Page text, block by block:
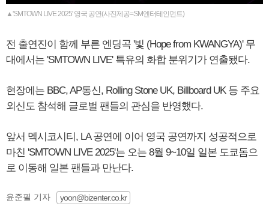
▲'SMTOWN LIVE 2025' 영국 공연(사진제공=SM엔터테인먼트)
전 출연진이 함께 부른 엔딩곡 '빛 (Hope from KWANGYA)' 무
대에서는 'SMTOWN LIVE' 특유의 화합 분위기가 연출됐다.
현장에는 BBC, AP통신, Rolling Stone UK, Billboard UK 등 주요
외신도 참석해 글로벌 팬들의 관심을 반영했다.
앞서 멕시코시티, LA 공연에 이어 영국 공연까지 성공적으로
마친 'SMTOWN LIVE 2025'는 오는 8월 9~10일 일본 도쿄돔으
로 이동해 일본 팬들과 만난다.
윤준필 기자
yoon@bizenter.co.kr